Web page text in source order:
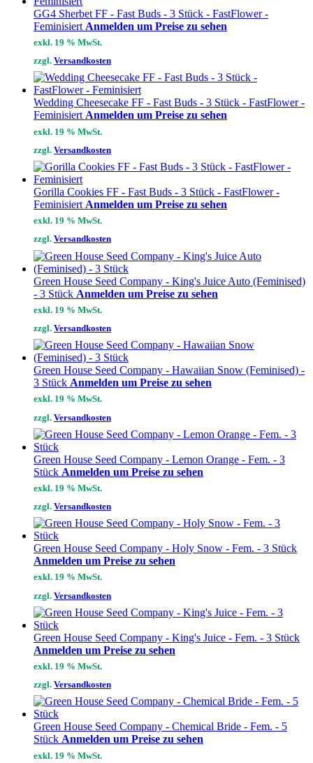
GG4 Sherbet FF - Fast Buds - 3 Stück - FastFlower -
Feminisiert Anmelden um Preise zu sehen
exkl. 19 % MwSt.
zzgl. Versandkosten
Wedding Cheesecake FF - Fast Buds - 3 Stück - FastFlower -
FeminisiertAnmelden um Preise zu sehen
exkl. 19 % MwSt.
zzgl. Versandkosten
Gorilla Cookies FF - Fast Buds - 3 Stück - FastFlower -
Feminisiert Anmelden um Preise zu sehen
exkl. 19 % MwSt.
zzgl. Versandkosten
Green House Seed Company - King's Juice Auto (Feminised)
- 3 Stück Anmelden um Preise zu sehen
exkl. 19 % MwSt.
zzgl. Versandkosten
Green House Seed Company - Hawaiian Snow (Feminised) -
3 Stück Anmelden um Preise zu sehen
exkl. 19 % MwSt.
zzgl. Versandkosten
Green House Seed Company - Lemon Orange - Fem. - 3
Stück Anmelden um Preise zu sehen
exkl. 19 % MwSt.
zzgl. Versandkosten
Green House Seed Company - Holy Snow - Fem. - 3 Stück
Anmelden um Preise zu sehen
exkl. 19 % MwSt.
zzgl. Versandkosten
Green House Seed Company - King's Juice - Fem. - 3 Stück
Anmelden um Preise zu sehen
exkl. 19 % MwSt.
zzgl. Versandkosten
Green House Seed Company - Chemical Bride - Fem. - 5
Stück Anmelden um Preise zu sehen
exkl. 19 % MwSt.